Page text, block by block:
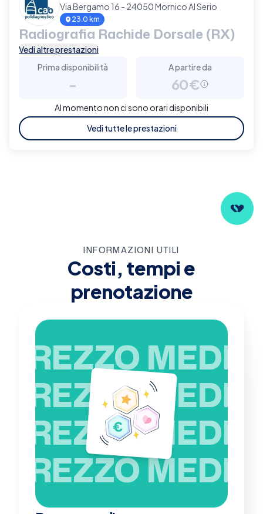
Via Bergamo 16 - 24050 Mornico Al Serio
23.0 km
Radiografia Rachide Dorsale (RX)
Vedi altre prestazioni
Prima disponibilità
-
A partire da
60€
Al momento non ci sono orari disponibili
Vedi tutte le prestazioni
INFORMAZIONI UTILI
Costi, tempi e
prenotazione
PREZZO MEDIO
PREZZO MEDIO
PREZZO MEDIO
PREZZO MEDIO